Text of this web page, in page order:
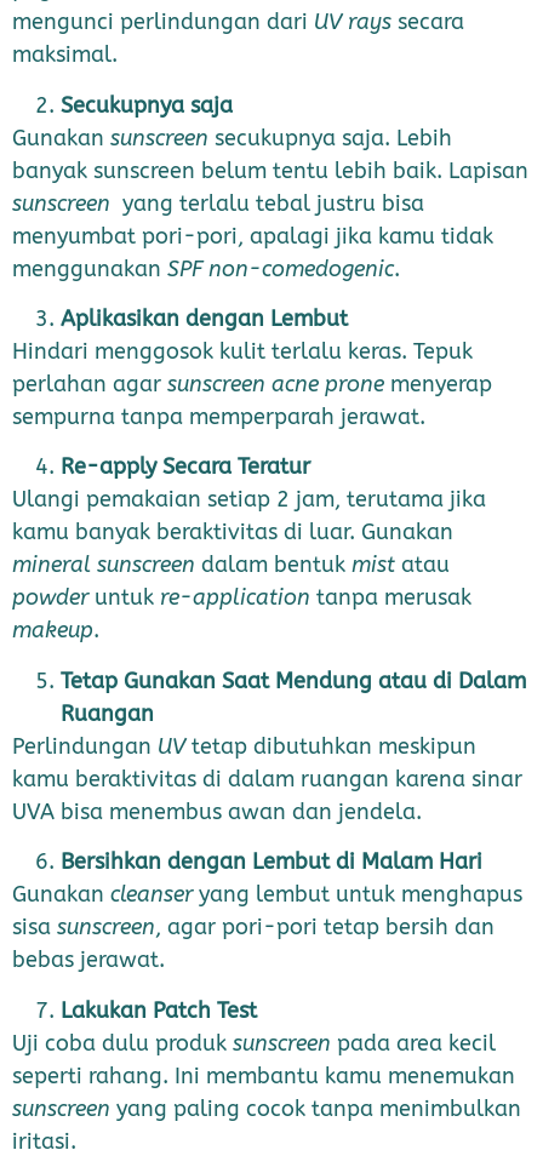
mengunci perlindungan dari UV rays secara
maksimal.
Secukupnya saja
Gunakan sunscreen secukupnya saja. Lebih
banyak sunscreen belum tentu lebih baik. Lapisan
sunscreen yang terlalu tebal justru bisa
menyumbat pori-pori, apalagi jika kamu tidak
menggunakan SPF non-comedogenic.
Aplikasikan dengan Lembut
Hindari menggosok kulit terlalu keras. Tepuk
perlahan agar sunscreen acne prone menyerap
sempurna tanpa memperparah jerawat.
Re-apply Secara Teratur
Ulangi pemakaian setiap 2 jam, terutama jika
kamu banyak beraktivitas di luar. Gunakan
mineral sunscreen dalam bentuk mist atau
powderuntuk re-application tanpa merusak
makeup.
Tetap Gunakan Saat Mendung atau di Dalam
Ruangan
Perlindungan UVtetap dibutuhkan meskipun
kamu beraktivitas di dalam ruangan karena sinar
UVA bisa menembus awan dan jendela.
Bersihkan dengan Lembut di Malam Hari
Gunakan cleanseryang lembut untuk menghapus
sisa sunscreen, agar pori-pori tetap bersih dan
bebas jerawat.
Lakukan Patch Test
Uji coba dulu produk sunscreen pada area kecil
seperti rahang. Ini membantu kamu menemukan
sunscreen yang paling cocok tanpa menimbulkan
iritasi.